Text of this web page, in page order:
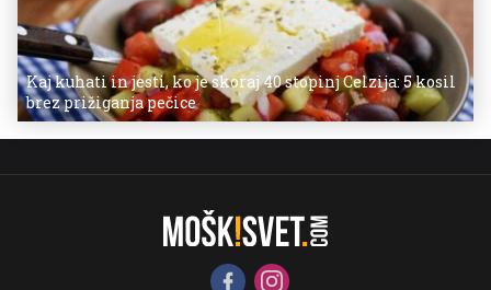
Kaj kuhati in jesti, ko je skoraj 40 stopinj Celzija: 5 kosil
brez prižiganja pečice